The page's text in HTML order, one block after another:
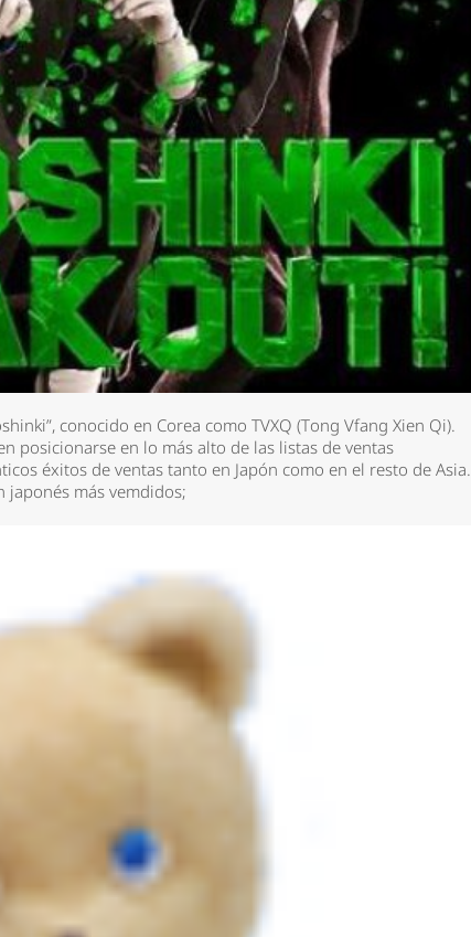
conocido en Corea como TVXQ (Tong Vfang Xien Qi).
posicionarse en lo más alto de las listas de ventas
éxitos de ventas tanto en Japón como en el resto de Asia.
japonés más vemdidos;
*